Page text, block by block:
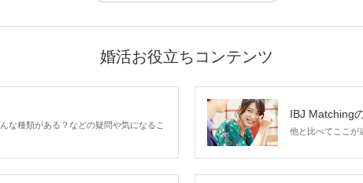
婚活お役立ちコンテンツ
な種類がある？などの疑問や気になるこ
IBJ Matching
他と比べてここが